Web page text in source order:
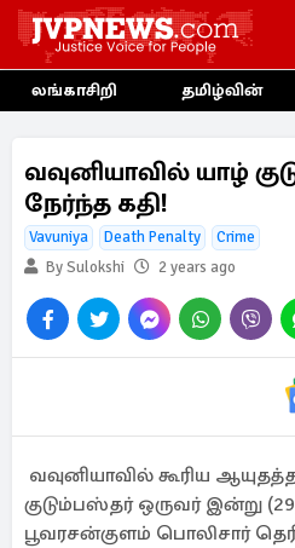
லங்காசிறி தமிழ்வின்
வவுனியாவில் யாழ்
நேர்ந்த கதி!
Vavuniya Death Penalty
Crime
By Sulokshi
2 years ago
வவுனியாவில் கூரிய
குடும்பஸ்தர் ஒருவர் இன்று
பூவரசன்குளம் பொலிசார்